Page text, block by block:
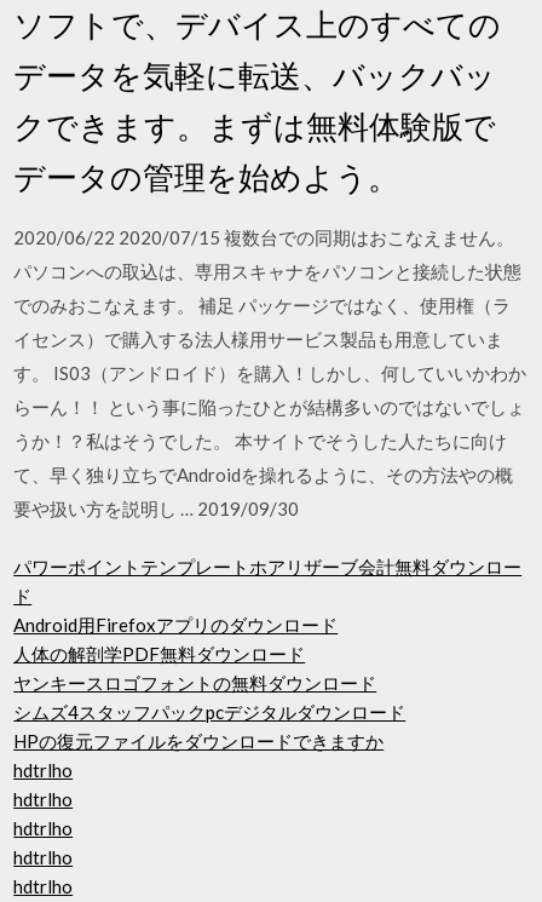
ソフトで、デバイス上のすべての
データを気軽に転送、バックバッ
クできます。まずは無料体験版で
データの管理を始めよう。
2020/06/22 2020/07/15 複数台での同期はおこなえません。
パソコンへの取込は、専用スキャナをパソコンと接続した状態
でのみおこなえます。 補足 パッケージではなく、使用権（ラ
イセンス）で購入する法人様用サービス製品も用意していま
す。 IS03（アンドロイド）を購入！しかし、何していいかわか
らーん！！ という事に陥ったひとが結構多いのではないでしょ
うか！？私はそうでした。 本サイトでそうした人たちに向け
て、早く独り立ちでAndroidを操れるように、その方法やの概
要や扱い方を説明し … 2019/09/30
パワーポイントテンプレートホアリザーブ会計無料ダウンロー
ド
Android用Firefoxアプリのダウンロード
人体の解剖学PDF無料ダウンロード
ヤンキースロゴフォントの無料ダウンロード
シムズ4スタッフパックpcデジタルダウンロード
HPの復元ファイルをダウンロードできますか
hdtrlho
hdtrlho
hdtrlho
hdtrlho
hdtrlho